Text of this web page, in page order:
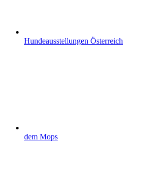
Hundeausstellungen Österreich
dem Mops